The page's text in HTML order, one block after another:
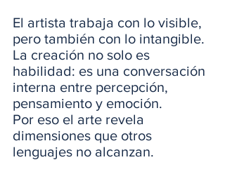
El artista trabaja con lo visible,
pero también con lo intangible.
La creación no solo es
habilidad: es una conversación
interna entre percepción,
pensamiento y emoción.
Por eso el arte revela
dimensiones que otros
lenguajes no alcanzan.